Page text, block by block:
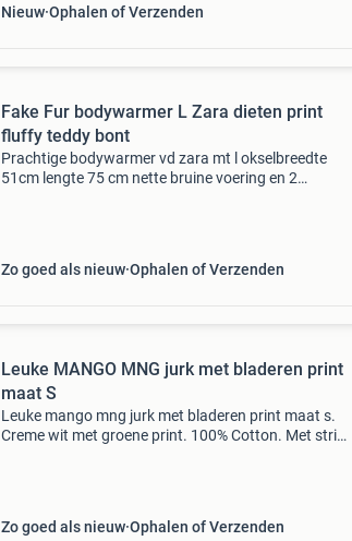
Nieuw Ophalen of Verzenden
Fake Fur bodywarmer L Zara dieten print
fluffy teddy bont
Prachtige bodywarmer vd zara mt l okselbreedte
51cm lengte 75 cm nette bruine voering en 2
Zo goed als nieuw Ophalen of Verzenden
Leuke MANGO MNG jurk met bladeren print
maat S
Leuke mango mng jurk met bladeren print maat s.
Creme wit met groene print. 100% Cotton. Met strik
Zo goed als nieuw Ophalen of Verzenden